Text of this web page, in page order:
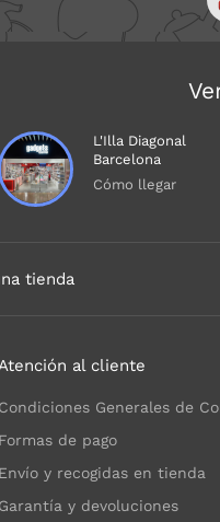
L'Illa Diagonal
Barcelona
Cómo llegar
tienda
al cliente
Condiciones Generales de
Formas de pago
Envío y recogidas en tienda
Garantía y devoluciones